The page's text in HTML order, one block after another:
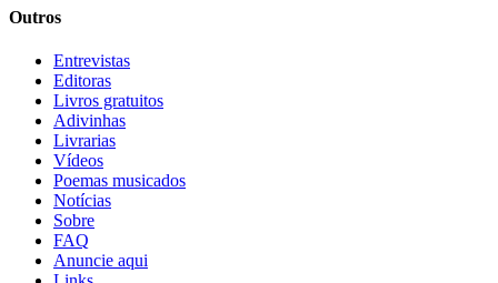
Outros
Entrevistas
Editoras
Livros gratuitos
Adivinhas
Livrarias
Vídeos
Poemas musicados
Notícias
Sobre
FAQ
Anuncie aqui